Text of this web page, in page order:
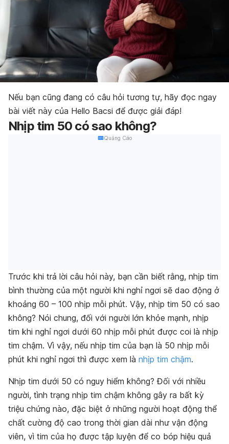
Nếu bạn cũng đang có câu hỏi tương tự, hãy đọc ngay
bài viết này của Hello Bacsi để được giải đáp!
Nhịp tim 50 có sao không?
Quảng Cáo
Trước khi trả lời câu hỏi này, bạn cần biết rằng, nhịp tim
bình thường của một người khi nghỉ ngơi sẽ dao động ở
khoảng 60 – 100 nhịp mỗi phút. Vậy, nhịp tim 50 có sao
không? Nói chung, đối với người lớn khỏe mạnh, nhịp
tim khi nghỉ ngơi dưới 60 nhịp mỗi phút được coi là nhịp
tim chậm. Vì vậy, nếu nhịp tim của bạn là 50 nhịp mỗi
phút khi nghỉ ngơi thì được xem là nhịp tim chậm.
Nhịp tim dưới 50 có nguy hiểm không? Đối với nhiều
người, tình trạng nhịp tim chậm không gây ra bất kỳ
triệu chứng nào, đặc biệt ở những người hoạt động thể
chất cường độ cao trong thời gian dài như vận động
viên, vì tim của họ được tập luyện để co bóp hiệu quả